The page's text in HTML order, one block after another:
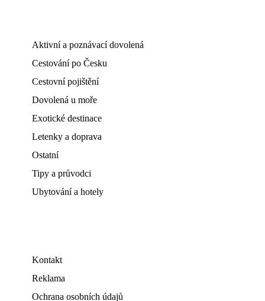
Aktivní a poznávací dovolená
Cestování po Česku
Cestovní pojištění
Dovolená u moře
Exotické destinace
Letenky a doprava
Ostatní
Tipy a průvodci
Ubytování a hotely
Kontakt
Reklama
Ochrana osobních údajů